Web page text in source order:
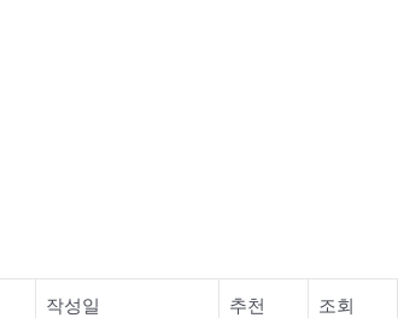
작성일 추천 조회